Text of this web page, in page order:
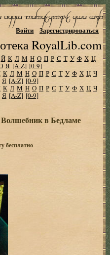
RoyalLib.com
Войти Зарегистрироваться
Й К Л М Н О П Р С Т У Ф Х Ц
Я [A-Z] [0-9]
К Л М Н О П Р С Т У Ф Х Ц Ч
Я [A-Z] [0-9]
К Л М Н О П Р С Т У Ф Х Ц Ч
Я [A-Z] [0-9]
в Бедламе
бесплатно